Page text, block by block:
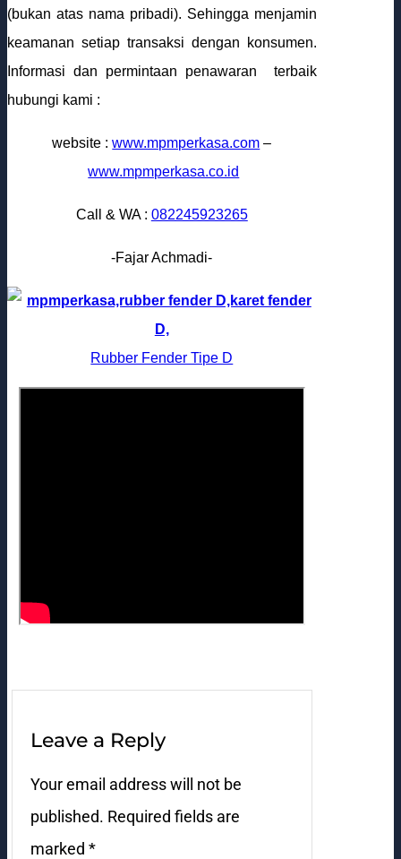
(bukan atas nama pribadi). Sehingga menjamin
keamanan setiap transaksi dengan konsumen.
Informasi dan permintaan penawaran terbaik
hubungi kami :
website :www.mpmperkasa.com –
www.mpmperkasa.co.id
Call & WA : 082245923265
-Fajar Achmadi-
Rubber Fender Tipe D
Leave a Reply
Your email address will not be
published. Required fields are
marked *